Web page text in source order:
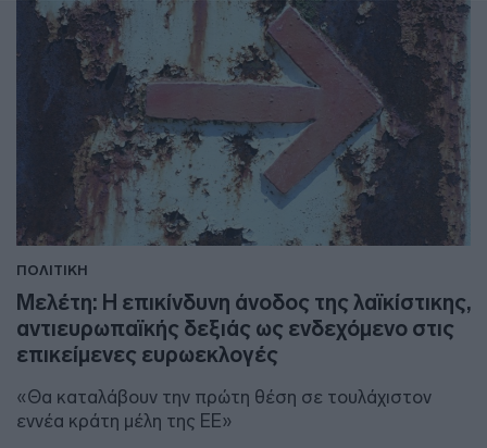
ΠΟΛΙΤΙΚΗ
Μελέτη: Η επικίνδυνη άνοδος της λαϊκίστικης,
αντιευρωπαϊκής δεξιάς ως ενδεχόμενο στις
επικείμενες ευρωεκλογές
«Θα καταλάβουν την πρώτη θέση σε τουλάχιστον
εννέα κράτη μέλη της ΕΕ»